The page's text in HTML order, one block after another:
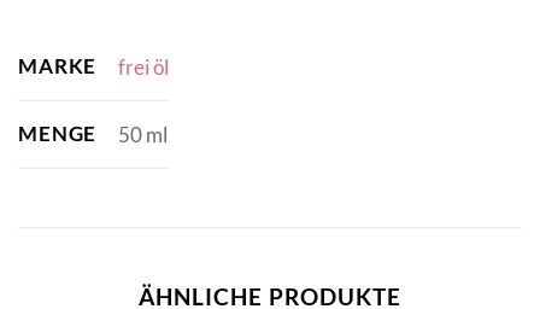
MARKE frei öl
MENGE 50 ml
ÄHNLICHE PRODUKTE